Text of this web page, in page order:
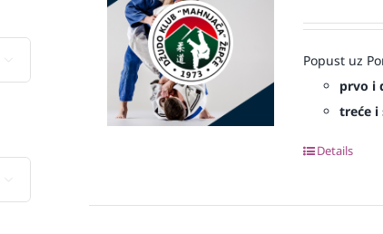
Popust uz
prvo i
treće i
Details